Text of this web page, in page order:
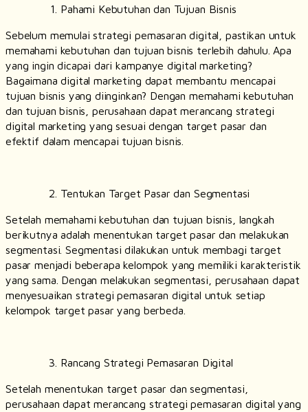
Pahami Kebutuhan dan Tujuan Bisnis
Sebelum memulai strategi pemasaran digital, pastikan untuk
memahami kebutuhan dan tujuan bisnis terlebih dahulu. Apa
yang ingin dicapai dari kampanye digital marketing?
Bagaimana digital marketing dapat membantu mencapai
tujuan bisnis yang diinginkan? Dengan memahami kebutuhan
dan tujuan bisnis, perusahaan dapat merancang strategi
digital marketing yang sesuai dengan target pasar dan
efektif dalam mencapai tujuan bisnis.
Tentukan Target Pasar dan Segmentasi
Setelah memahami kebutuhan dan tujuan bisnis, langkah
berikutnya adalah menentukan target pasar dan melakukan
segmentasi. Segmentasi dilakukan untuk membagi target
pasar menjadi beberapa kelompok yang memiliki karakteristik
yang sama. Dengan melakukan segmentasi, perusahaan dapat
menyesuaikan strategi pemasaran digital untuk setiap
kelompok target pasar yang berbeda.
Rancang Strategi Pemasaran Digital
Setelah menentukan target pasar dan segmentasi,
perusahaan dapat merancang strategi pemasaran digital yang